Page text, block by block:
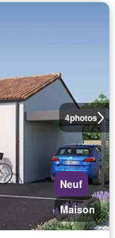
4photos
Neuf
Maison